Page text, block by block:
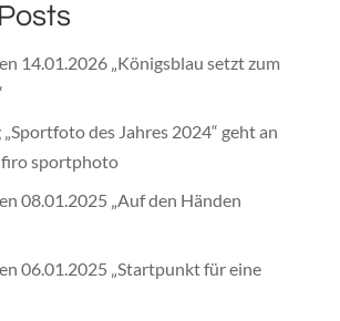
14.01.2026 „Königsblau setzt zum
des Jahres 2024“ geht an
firo sportphoto
08.01.2025 „Auf den Händen
06.01.2025 „Startpunkt für eine